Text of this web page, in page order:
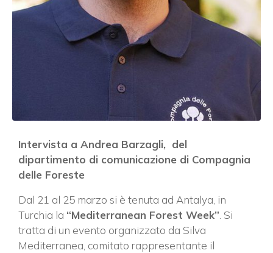
Intervista a Andrea Barzagli, del
dipartimento di comunicazione di Compagnia
delle Foreste
Dal 21 al 25 marzo si è tenuta ad Antalya, in
Turchia la “Mediterranean Forest Week” . Si
tratta di un evento organizzato da Silva
Mediterranea, comitato rappresentante il